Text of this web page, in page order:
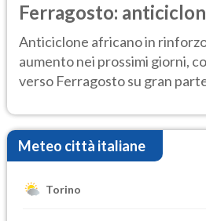
Ferragosto:
ancora protagonista
Anticiclone africano in
aumento nei prossimi giorni,
verso Ferragosto su gran
Meteo città italiane
Torino